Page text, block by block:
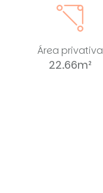
Área privativa
22.66m²